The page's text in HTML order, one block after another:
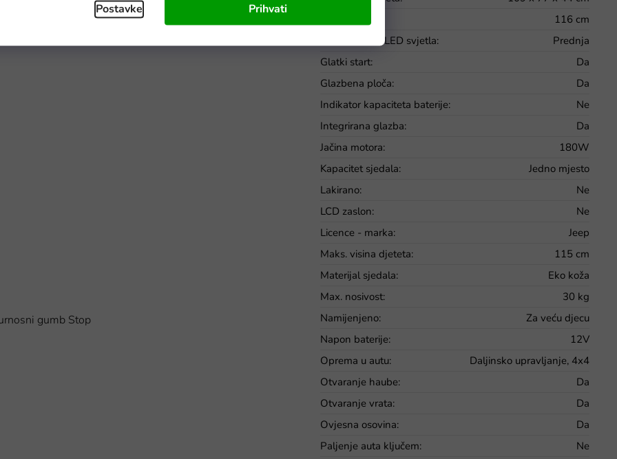
Postavke Prihvati
gumb Stop
116 cm
Funkcionalna LED svjetla:
Prednja
Glatki start:
Da
Glazbena ploča:
Da
Indikator kapaciteta baterije:
Ne
Integrirana glazba:
Da
Jačina motora:
180W
Kapacitet sjedala:
Jedno mjesto
Lakirano:
Ne
LCD zaslon:
Ne
Licence - marka:
Jeep
Maks. visina djeteta:
115 cm
Materijal sjedala:
Eko koža
Max. nosivost:
30 kg
Namijenjeno:
Za veću djecu
Napon baterije:
12V
Oprema u autu:
Daljinsko upravljanje, 4x4
Otvaranje haube:
Da
Otvaranje vrata:
Da
Ovjesna osovina:
Da
Paljenje auta ključem:
Ne